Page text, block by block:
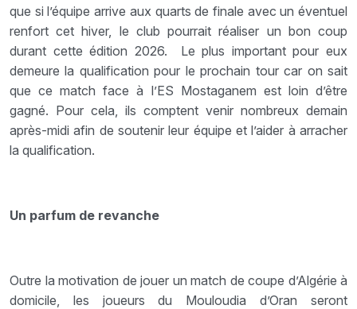
que si l’équipe arrive aux quarts de finale avec un éventuel
renfort cet hiver, le club pourrait réaliser un bon coup
durant cette édition 2026. Le plus important pour eux
demeure la qualification pour le prochain tour car on sait
que ce match face à l’ES Mostaganem est loin d’être
gagné. Pour cela, ils comptent venir nombreux demain
après-midi afin de soutenir leur équipe et l’aider à arracher
la qualification.
Un parfum de revanche
Outre la motivation de jouer un match de coupe d’Algérie à
domicile, les joueurs du Mouloudia d’Oran seront